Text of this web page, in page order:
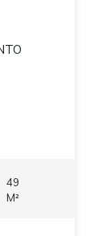
49
M²